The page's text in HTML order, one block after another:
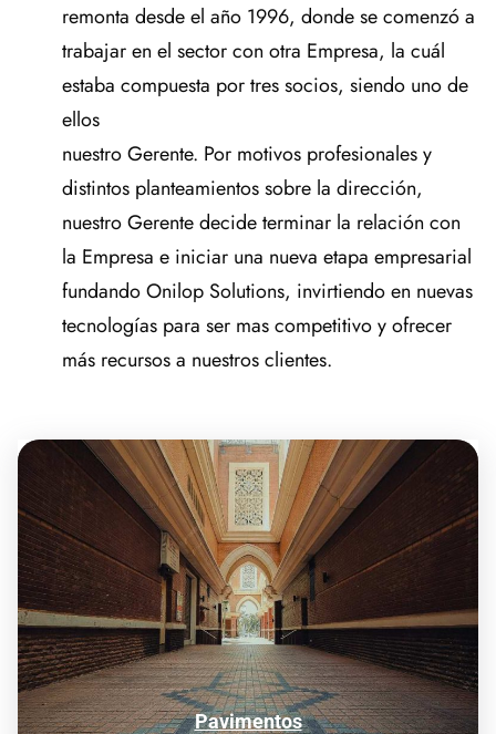
remonta desde el año 1996, donde se comenzó a
trabajar en el sector con otra Empresa, la cuál
estaba compuesta por tres socios, siendo uno de
ellos
nuestro Gerente. Por motivos profesionales y
distintos planteamientos sobre la dirección,
nuestro Gerente decide terminar la relación con
la Empresa e iniciar una nueva etapa empresarial
fundando Onilop Solutions, invirtiendo en nuevas
tecnologías para ser mas competitivo y ofrecer
más recursos a nuestros clientes.
Pavimentos